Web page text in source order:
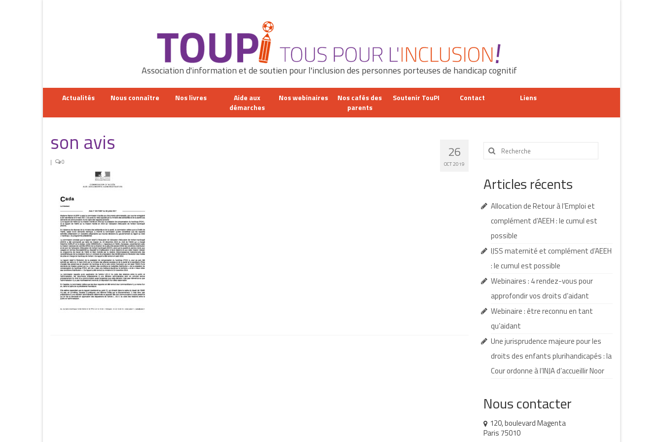
Association d'information et de soutien pour l'inclusion des personnes porteuses de handicap cognitif
Actualités Nous connaître Nos livres
Aide aux
démarches
Nos webinaires
Nos cafés des
parents
Soutenir TouPI Contact Liens
26
OCT 2019
son avis
| 0
Rechercher
:
Articles récents
Allocation de Retour à l’Emploi et
complément d’AEEH : le cumul est
possible
IJSS maternité et complément d’AEEH
: le cumul est possible
Webinaires : 4 rendez-vous pour
approfondir vos droits d’aidant
Webinaire : être reconnu en tant
qu’aidant
Une jurisprudence majeure pour les
droits des enfants plurihandicapés : la
Cour ordonne à l’INJA d’accueillir Noor
Nous contacter
120, boulevard Magenta
Paris 75010